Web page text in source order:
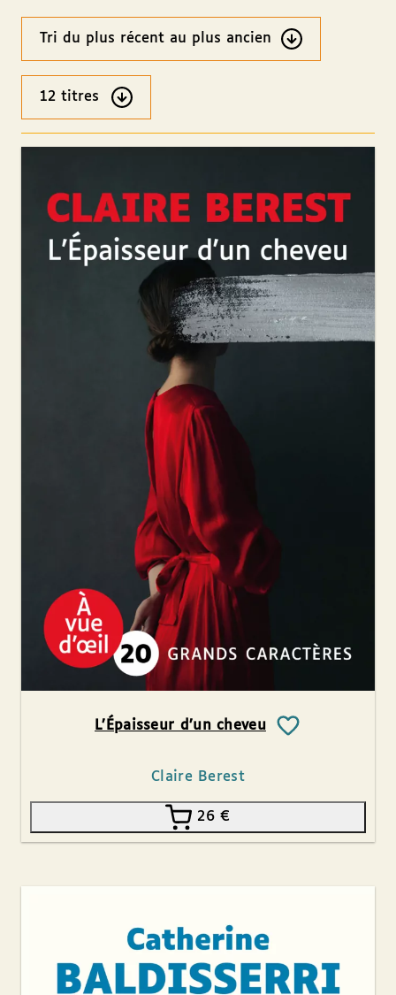
Ordre
L’Épaisseur d’un cheveu
Claire Berest
26€